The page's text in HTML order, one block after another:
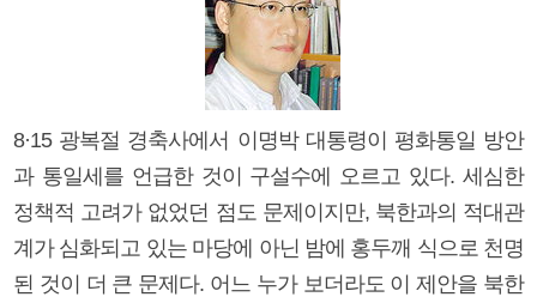
8·15 광복절 경축사에서 이명박 대통령이 평화통일 방안
과 통일세를 언급한 것이 구설수에 오르고 있다. 세심한
정책적 고려가 없었던 점도 문제이지만, 북한과의 적대관
계가 심화되고 있는 마당에 아닌 밤에 홍두깨 식으로 천명
된 것이 더 큰 문제다. 어느 누가 보더라도 이 제안을 북한